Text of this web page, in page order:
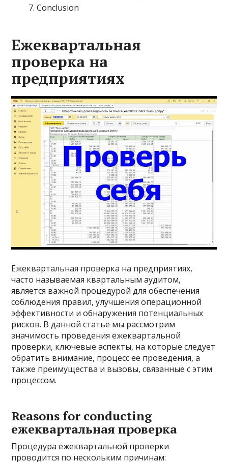
Conclusion
Ежеквартальная
проверка на
предприятиях
Ежеквартальная проверка на предприятиях,
часто называемая квартальным аудитом,
является важной процедурой для обеспечения
соблюдения правил, улучшения операционной
эффективности и обнаружения потенциальных
рисков. В данной статье мы рассмотрим
значимость проведения ежеквартальной
проверки, ключевые аспекты, на которые следует
обратить внимание, процесс ее проведения, а
также преимущества и вызовы, связанные с этим
процессом.
Reasons for conducting
ежеквартальная проверка
Процедура ежеквартальной проверки
проводится по нескольким причинам: